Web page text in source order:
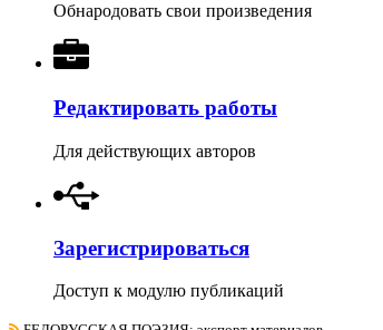
Обнародовать свои произведения
Редактировать работы
Для действующих авторов
Зарегистрироваться
Доступ к модулю публикаций